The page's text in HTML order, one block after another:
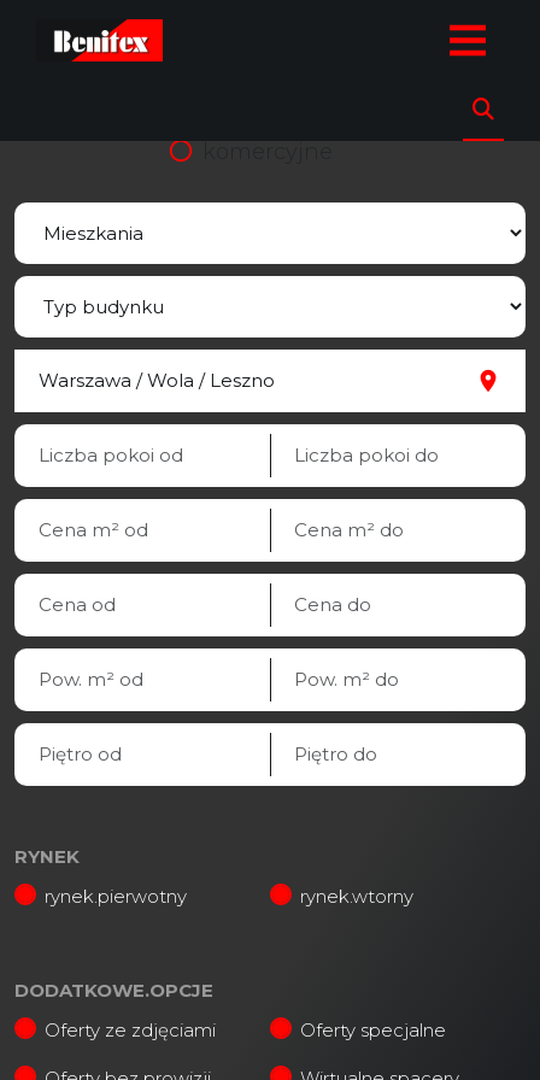
strona.glowna Oferty Wola
RYNEK
rynek.pierwotny
rynek.wtorny
DODATKOWE.OPCJE
Oferty ze zdjęciami
Oferty specjalne